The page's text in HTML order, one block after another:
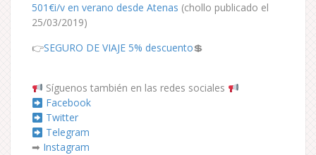
501€i/v en verano desde Atenas (chollo publicado el
25/03/2019)
👉SEGURO DE VIAJE 5% descuento💲
Síguenos también en las redes sociales
Facebook
Twitter
Telegram
➡ Instagram